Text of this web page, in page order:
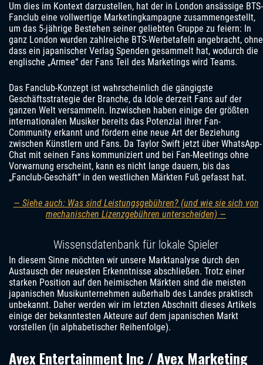
Um dies im Kontext darzustellen, hat der in London ansässige BTS-
Fanclub eine vollwertige Marketingkampagne zusammengestellt,
um das 5-jährige Bestehen seiner geliebten Gruppe zu feiern: In
ganz London wurden zahlreiche BTS-Werbetafeln angebracht, ohne
dass ein japanischer Verlag Spenden gesammelt hat, wodurch die
englische „Armee“ der Fans Teil des Marketings wird Teams.
Das Fanclub-Konzept ist wahrscheinlich die gängigste
Geschäftsstrategie der Branche, da Idole derzeit Fans auf der
ganzen Welt versammeln. Inzwischen haben einige der größten
internationalen Musiker bereits das Potenzial ihrer Fan-
Community erkannt und fördern eine neue Art der Beziehung
zwischen Künstlern und Fans. Da Taylor Swift jetzt über WhatsApp-
Chat mit seinen Fans kommuniziert und bei Fan-Meetings ohne
Vorwarnung erscheint, kann es nicht lange dauern, bis das
„Fanclub-Geschäft“ in den westlichen Märkten Fuß gefasst hat.
— Siehe auch: Was sind Leistungsgebühren? (und wie sie sich von
mechanischen Lizenzgebühren unterscheiden) —
Wissensdatenbank für lokale Spieler
In diesem Sinne möchten wir unsere Marktanalyse durch den
Austausch der neuesten Erkenntnisse abschließen. Trotz einer
starken Position auf den heimischen Märkten sind die meisten
japanischen Musikunternehmen außerhalb des Landes praktisch
unbekannt. Daher werden wir im letzten Abschnitt dieses Artikels
einige der bekanntesten Akteure auf dem japanischen Markt
vorstellen (in alphabetischer Reihenfolge).
Avex Entertainment Inc / Avex Marketing